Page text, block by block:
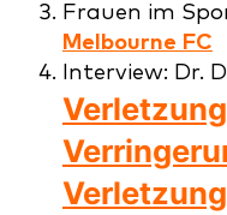
Frauen im
Melbourne FC
Interview: Dr.